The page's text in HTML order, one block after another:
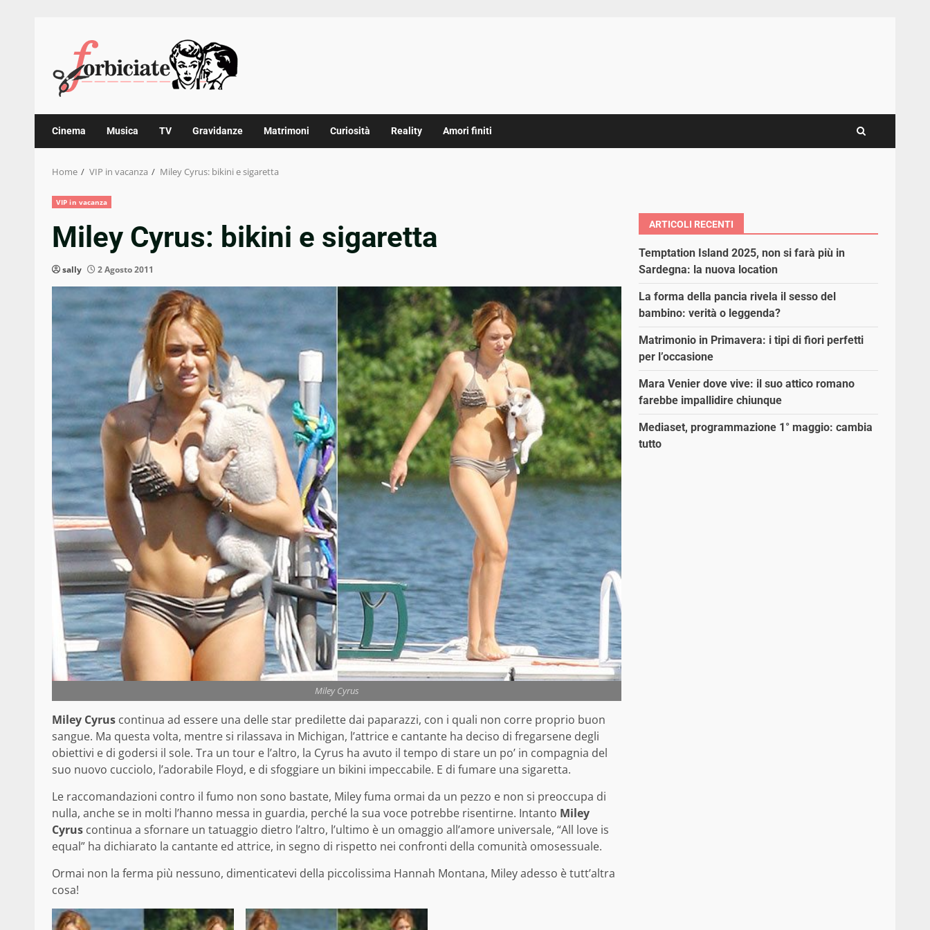
content
Cinema Musica TV Gravidanze Matrimoni Curiosità Reality Amori finiti
Home VIP in vacanza Miley Cyrus: bikini e sigaretta
VIP in vacanza
Miley Cyrus: bikini e sigaretta
sally 2 Agosto 2011
Miley Cyrus
Miley Cyrus continua ad essere una delle star predilette dai paparazzi, con i quali non corre proprio buon
sangue. Ma questa volta, mentre si rilassava in Michigan, l’attrice e cantante ha deciso di fregarsene degli
obiettivi e di godersi il sole. Tra un tour e l’altro, la Cyrus ha avuto il tempo di stare un po’ in compagnia del
suo nuovo cucciolo, l’adorabile Floyd, e di sfoggiare un bikini impeccabile. E di fumare una sigaretta.
Le raccomandazioni contro il fumo non sono bastate, Miley fuma ormai da un pezzo e non si preoccupa di
nulla, anche se in molti l’hanno messa in guardia, perché la sua voce potrebbe risentirne. Intanto Miley
Cyrus continua a sfornare un tatuaggio dietro l’altro, l’ultimo è un omaggio all’amore universale, “All love is
equal” ha dichiarato la cantante ed attrice, in segno di rispetto nei confronti della comunità omosessuale.
Ormai non la ferma più nessuno, dimenticatevi della piccolissima Hannah Montana, Miley adesso è tutt’altra
cosa!
ARTICOLI RECENTI
Temptation Island 2025, non si farà più in
Sardegna: la nuova location
La forma della pancia rivela il sesso del
bambino: verità o leggenda?
Matrimonio in Primavera: i tipi di fiori perfetti
per l’occasione
Mara Venier dove vive: il suo attico romano
farebbe impallidire chiunque
Mediaset, programmazione 1° maggio: cambia
tutto